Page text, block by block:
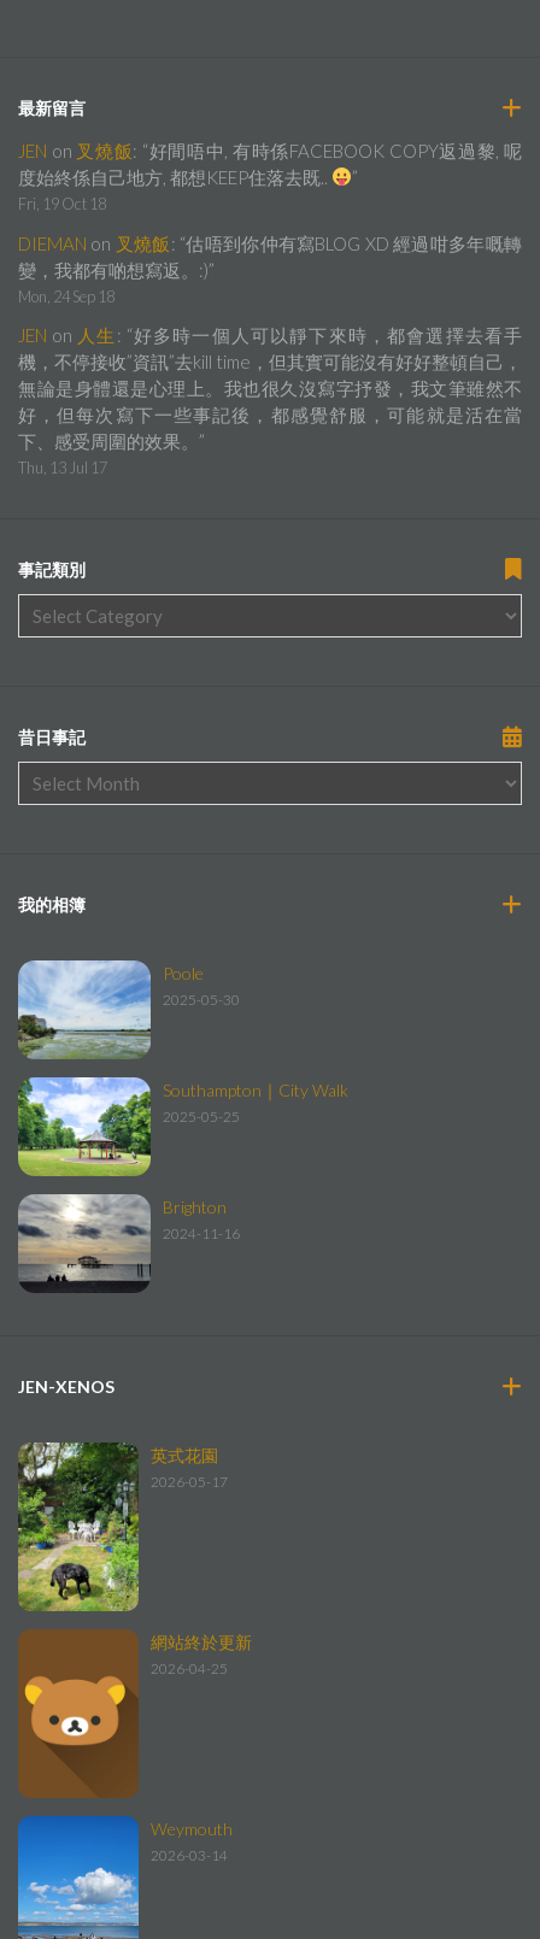
最新留言
JEN on 叉燒飯: “好間唔中, 有時係FACEBOOK COPY返過黎, 呢
度始終係自己地方, 都想KEEP住落去既..
”
Fri, 19 Oct 18
DIEMAN on 叉燒飯 : “估唔到你仲有寫BLOG XD 經過咁多年嘅轉
變，我都有啲想寫返。:)”
Mon, 24 Sep 18
JEN on 人生 : “好多時一個人可以靜下來時，都會選擇去看手
機，不停接收”資訊”去kill time，但其實可能沒有好好整頓自己，
無論是身體還是心理上。我也很久沒寫字抒發，我文筆雖然不
好，但每次寫下一些事記後，都感覺舒服，可能就是活在當
下、感受周圍的效果。 ”
Thu, 13 Jul 17
事記類別
昔日事記
我的相簿
Poole
2025-05-30
Southampton｜City Walk
2025-05-25
Brighton
2024-11-16
JEN-XENOS
英式花園
2026-05-17
網站終於更新
2026-04-25
Weymouth
2026-03-14